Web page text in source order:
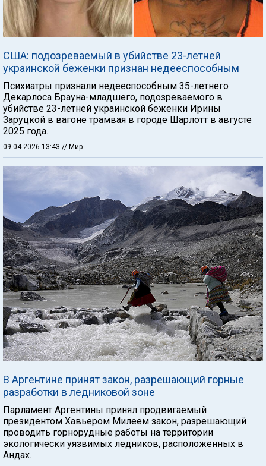
США: подозреваемый в убийстве 23-летней
украинской беженки признан недееспособным
Психиатры признали недееспособным 35-летнего
Декарлоса Брауна-младшего, подозреваемого в
убийстве 23-летней украинской беженки Ирины
Заруцкой в вагоне трамвая в городе Шарлотт в августе
2025 года.
09.04.2026 13:43 // Мир
В Аргентине принят закон, разрешающий горные
разработки в ледниковой зоне
Парламент Аргентины принял продвигаемый
президентом Хавьером Милеем закон, разрешающий
проводить горнорудные работы на территории
экологически уязвимых ледников, расположенных в
Андах.